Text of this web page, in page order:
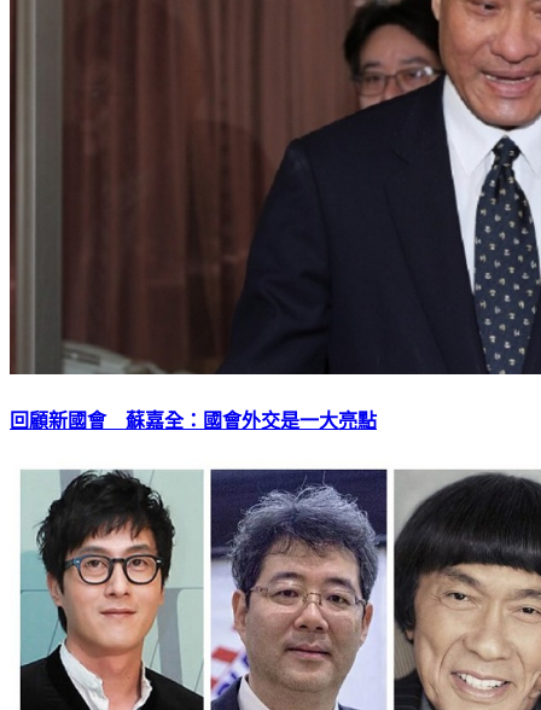
回顧新國會 蘇嘉全：國會外交是一大亮點